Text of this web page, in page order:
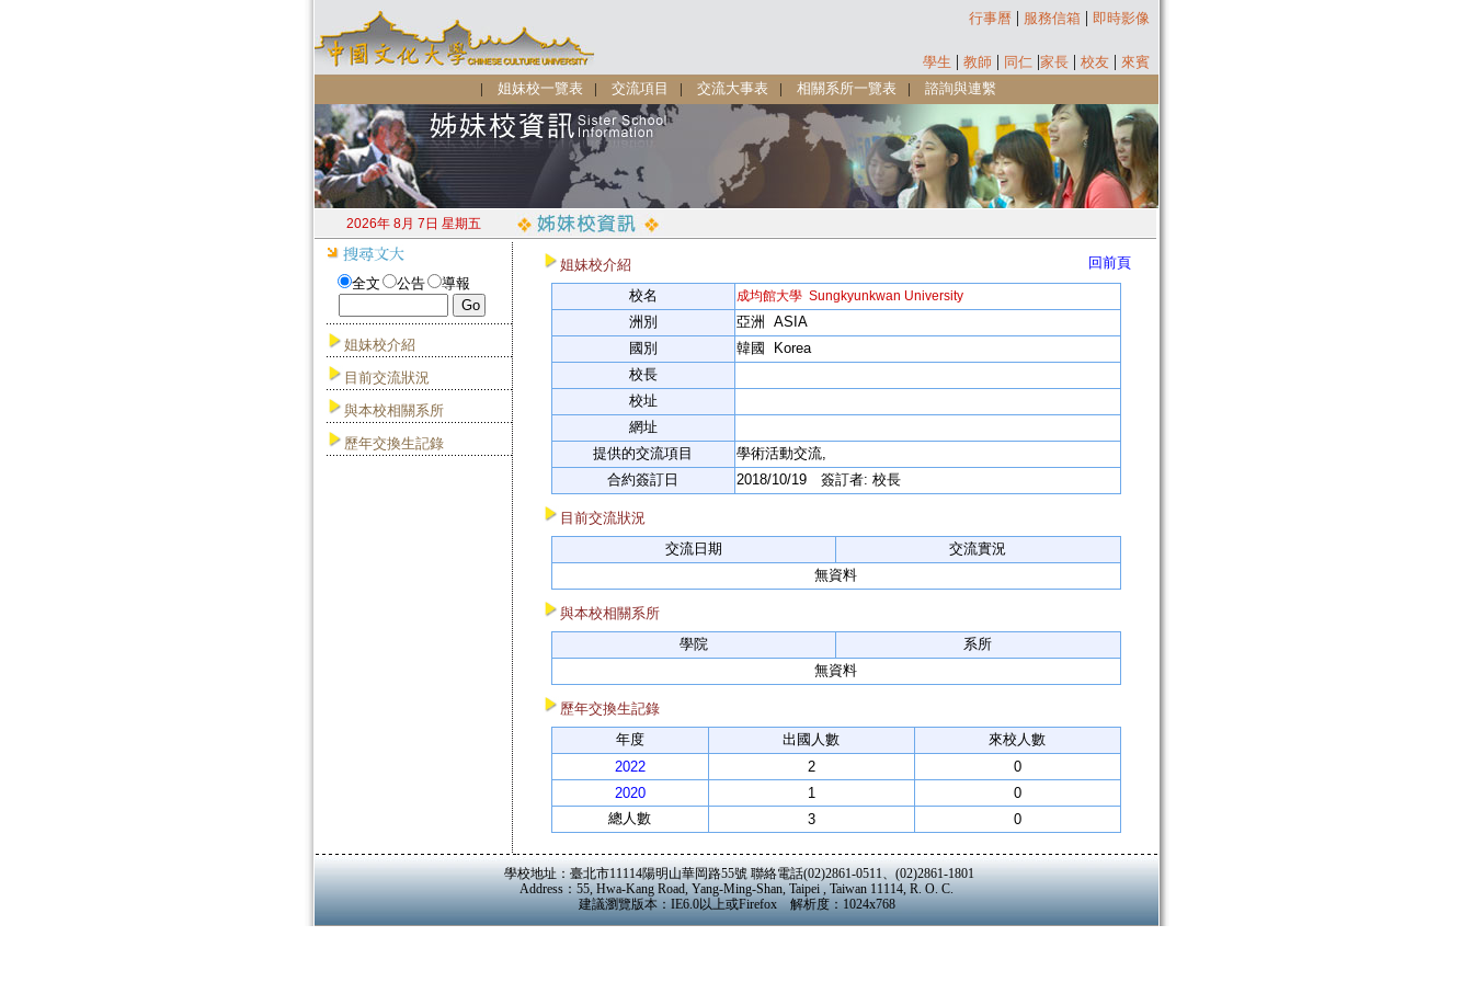
行事曆 | 服務信箱 | 即時影像
學生 | 教師 | 同仁 |家長 | 校友 | 來賓
|
姐妹校一覽表 | 交流項目 | 交流大事表 | 相關系所一覽表 | 諮詢與連繫
2026年 8月 7日 星期五
全文 公告 導報
姐妹校介紹
目前交流狀況
與本校相關系所
歷年交換生記錄
姐妹校介紹
回前頁
校名
成均館大學 Sungkyunkwan University
洲別
亞洲 ASIA
國別
韓國 Korea
校長
校址
網址
提供的交流項目
學術活動交流,
合約簽訂日
2018/10/19 簽訂者: 校長
目前交流狀況
交流日期
交流實況
無資料
與本校相關系所
學院
系所
無資料
歷年交換生記錄
年度
出國人數
來校人數
2022
2
0
2020
1
0
總人數
3 0
學校地址：臺北市11114陽明山華岡路55號 聯絡電話(02)2861-0511、(02)2861-1801
Address：55, Hwa-Kang Road, Yang-Ming-Shan, Taipei , Taiwan 11114, R. O. C.
建議瀏覽版本：IE6.0以上或Firefox 解析度：1024x768